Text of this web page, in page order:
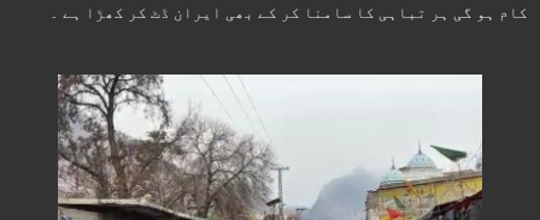
کام ہو گی ہر تباہی کا سامنا کر کے بھی ایران ڈٹ کر کھڑا ہے ۔